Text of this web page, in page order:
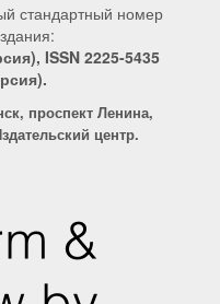
стандартный номер
ISSN 2225-5435
проспект Ленина,
центр.